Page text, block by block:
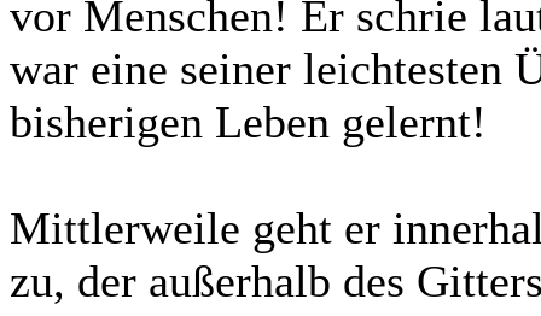
vor Menschen! Er schrie
war eine seiner leichtesten
bisherigen Leben gelernt!
Mittlerweile geht er
zu, der außerhalb des